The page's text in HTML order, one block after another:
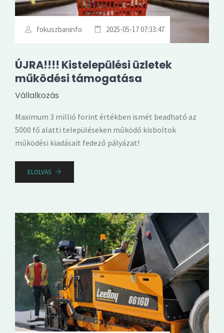
fokuszbaninfo 2025-05-17 07:33:47
ÚJRA!!!! Kistelepülési üzletek
működési támogatása
Vállalkozás
Maximum 3 millió forint értékben ismét beadható az
5000 fő alatti településeken működő kisboltok
működési kiadásait fedező pályázat!
ELOLVAS